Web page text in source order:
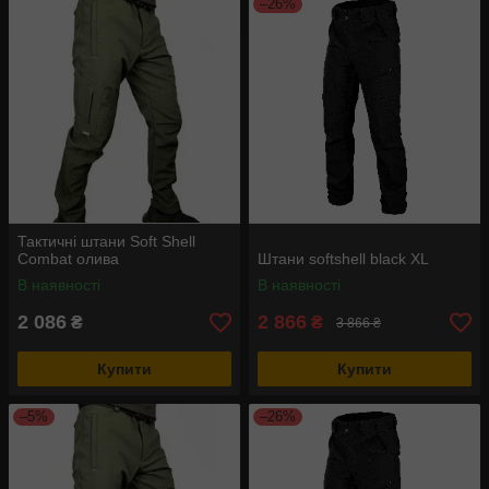
Тактичні штани Soft Shell
Combat олива
В наявності
2 086 ₴
Купити
–26%
Штани softshell black XL
В наявності
2 866 ₴ 3 866 ₴
Купити
–5% –26%